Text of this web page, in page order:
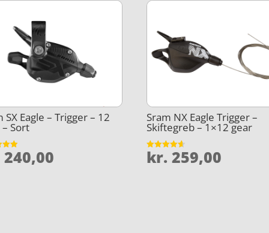
SX Eagle – Trigger – 12
Sort
240,00
Sram NX Eagle Trigger –
Skiftegreb – 1×12 gear
Vurderet
4.6
kr. 259,00